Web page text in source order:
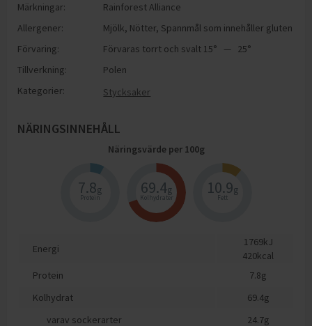
Märkningar:
Rainforest Alliance
Allergener:
Mjölk, Nötter, Spannmål som innehåller gluten
Förvaring:
Förvaras torrt och svalt 15° — 25°
Tillverkning:
Polen
Kategorier:
Stycksaker
NÄRINGSINNEHÅLL
Näringsvärde per 100g
7.8g
Protein
69.4g
Kolhydrater
10.9g
Fett
Energi
1769kJ
420kcal
Protein
7.8g
Kolhydrat
69.4g
varav sockerarter
24.7g